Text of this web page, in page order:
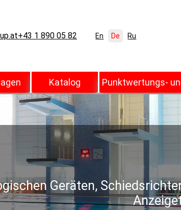
+43 1 890 05 82 En De Ru
Katalog Punktwertungs-
Geräten,